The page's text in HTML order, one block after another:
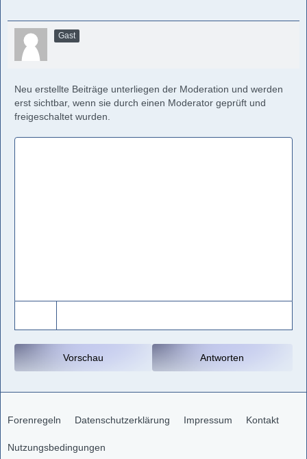
Gast
Neu erstellte Beiträge unterliegen der Moderation und werden
erst sichtbar, wenn sie durch einen Moderator geprüft und
freigeschaltet wurden.
Antworten
Vorschau
Forenregeln Datenschutzerklärung Impressum Kontakt
Nutzungsbedingungen